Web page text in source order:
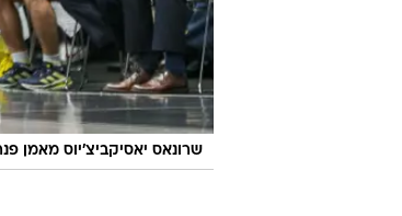
שרונאס יאסיקביצ'יוס מאמן